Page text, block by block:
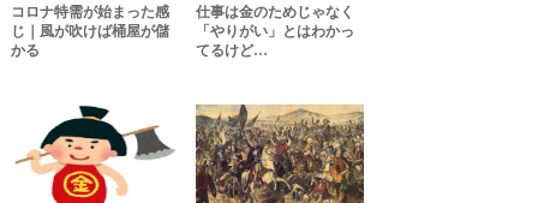
コロナ特需が始まった感
じ｜風が吹けば桶屋が儲
かる
仕事は金のためじゃなく
「やりがい」とはわかっ
てるけど…